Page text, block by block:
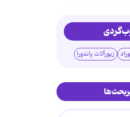
زیورآلات پاندورا